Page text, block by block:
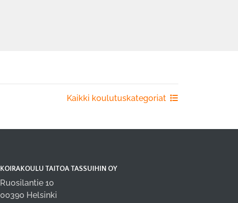
Kaikki koulutuskategoriat
KOIRAKOULU TAITOA TASSUIHIN OY
Ruosilantie 10
00390 Helsinki